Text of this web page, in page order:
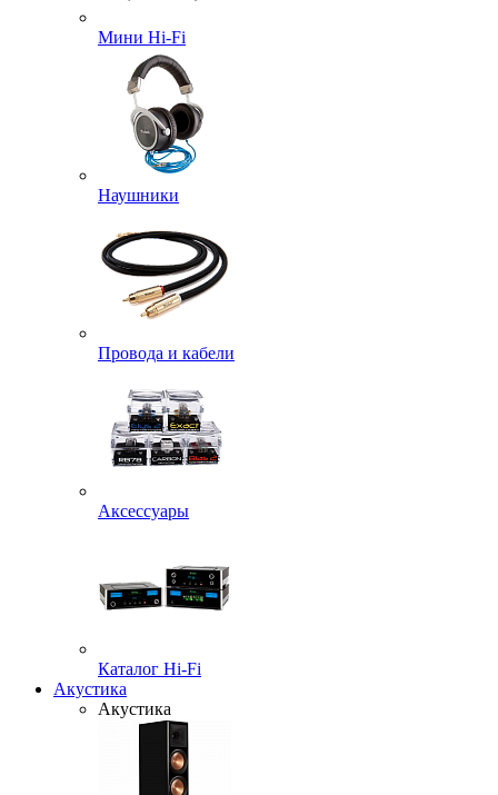
Мини Hi-Fi
Наушники
Провода и кабели
Аксессуары
Каталог Hi-Fi
Акустика
Акустика